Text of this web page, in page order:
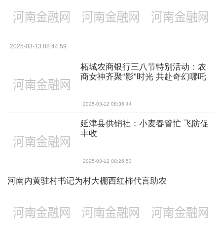
2025-03-13 08:44:59
柘城农商银行三八节特别活动：农
商女神齐聚“影”时光 共赴奇幻哪吒
2025-03-12 08:36:44
延津县供销社：小麦春管忙 飞防促
丰收
2025-03-12 08:26:53
河南内黄驻村书记为村大棚西红柿代言助农